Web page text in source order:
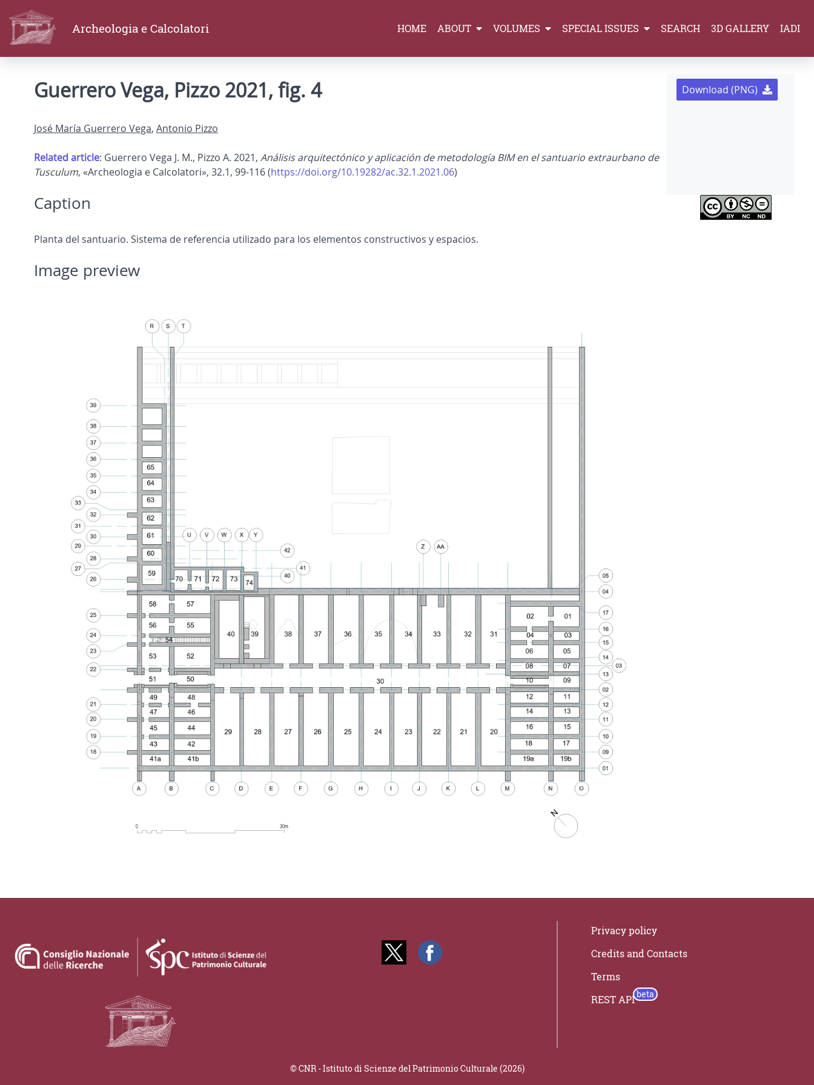
Archeologia e Calcolatori HOME ABOUT VOLUMES SPECIAL ISSUES SEARCH 3D GALLERY IADI
Guerrero Vega, Pizzo 2021, fig. 4
José María Guerrero Vega, Antonio Pizzo
Related article: Guerrero Vega J. M., Pizzo A. 2021, Análisis arquitectónico y aplicación de metodología BIM en el santuario extraurbano de
Tusculum, «Archeologia e Calcolatori», 32.1, 99-116 (https://doi.org/10.19282/ac.32.1.2021.06)
Caption
Planta del santuario. Sistema de referencia utilizado para los elementos constructivos y espacios.
Image preview
Download (PNG)
Privacy policy
Credits and Contacts
Terms
REST API
© CNR - Istituto di Scienze del Patrimonio Culturale (2026)